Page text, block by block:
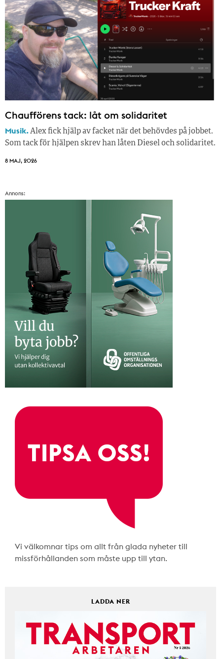
Chaufförens tack: låt om solidaritet
Musik.Alex fick hjälp av facket när det behövdes på jobbet.
Som tack för hjälpen skrev han låten Diesel och solidaritet.
8 MAJ, 2026
Annons:
Vi välkomnar tips om allt från glada nyheter till
missförhållanden som måste upp till ytan.
LADDA NER